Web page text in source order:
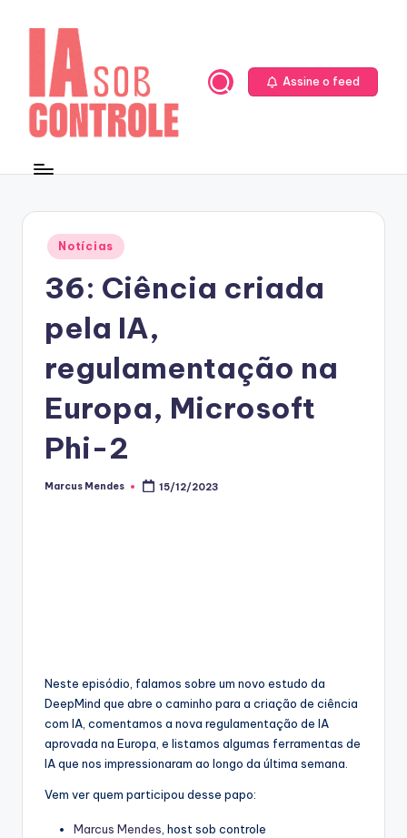
Assine o feed
Posted
in
Notícias
36: Ciência criada
pela IA,
regulamentação na
Europa, Microsoft
Phi-2
Posted
Marcus Mendes 15/12/2023
Neste episódio, falamos sobre um novo estudo da
DeepMind que abre o caminho para a criação de ciência
com IA, comentamos a nova regulamentação de IA
aprovada na Europa, e listamos algumas ferramentas de
IA que nos impressionaram ao longo da última semana.
Vem ver quem participou desse papo:
Marcus Mendes, host sob controle